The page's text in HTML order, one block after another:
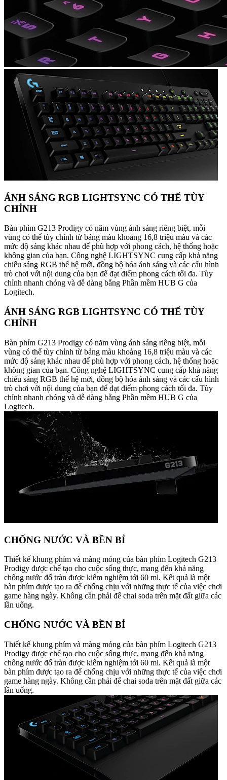
ÁNH SÁNG RGB LIGHTSYNC CÓ THỂ TÙY
CHỈNH
Bàn phím G213 Prodigy có năm vùng ánh sáng riêng biệt, mỗi
vùng có thể tùy chỉnh từ bảng màu khoảng 16,8 triệu màu và các
mức độ sáng khác nhau để phù hợp với phong cách, hệ thống hoặc
không gian của bạn. Công nghệ LIGHTSYNC cung cấp khả năng
chiếu sáng RGB thế hệ mới, đồng bộ hóa ánh sáng và các cấu hình
trò chơi với nội dung của bạn để đạt điểm phong cách tối đa. Tùy
chỉnh nhanh chóng và dễ dàng bằng Phần mềm HUB G của
Logitech.
ÁNH SÁNG RGB LIGHTSYNC CÓ THỂ TÙY
CHỈNH
Bàn phím G213 Prodigy có năm vùng ánh sáng riêng biệt, mỗi
vùng có thể tùy chỉnh từ bảng màu khoảng 16,8 triệu màu và các
mức độ sáng khác nhau để phù hợp với phong cách, hệ thống hoặc
không gian của bạn. Công nghệ LIGHTSYNC cung cấp khả năng
chiếu sáng RGB thế hệ mới, đồng bộ hóa ánh sáng và các cấu hình
trò chơi với nội dung của bạn để đạt điểm phong cách tối đa. Tùy
chỉnh nhanh chóng và dễ dàng bằng Phần mềm HUB G của
Logitech.
CHỐNG NƯỚC VÀ BỀN BỈ
Thiết kế khung phím và màng mỏng của bàn phím Logitech G213
Prodigy được chế tạo cho cuộc sống thực, mang đến khả năng
chống nước đổ tràn được kiểm nghiệm tới 60 ml. Kết quả là một
bàn phím được tạo ra để chống chịu với những thực tế của việc chơi
game hàng ngày. Không cần phải để chai soda trên mặt đất giữa các
lần uống.
CHỐNG NƯỚC VÀ BỀN BỈ
Thiết kế khung phím và màng mỏng của bàn phím Logitech G213
Prodigy được chế tạo cho cuộc sống thực, mang đến khả năng
chống nước đổ tràn được kiểm nghiệm tới 60 ml. Kết quả là một
bàn phím được tạo ra để chống chịu với những thực tế của việc chơi
game hàng ngày. Không cần phải để chai soda trên mặt đất giữa các
lần uống.